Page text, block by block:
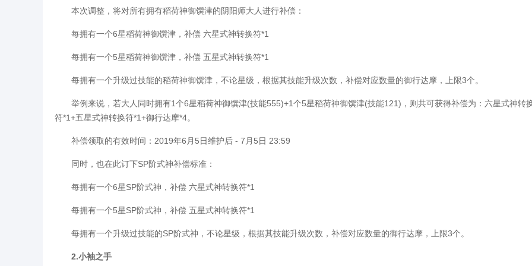
本次调整，将对所有拥有稻荷神御馔津的阴阳师大人进行补偿：
每拥有一个6星稻荷神御馔津，补偿 六星式神转换符*1
每拥有一个5星稻荷神御馔津，补偿 五星式神转换符*1
每拥有一个升级过技能的稻荷神御馔津，不论星级，根据其技能升级次数，补偿对应数量的御行达摩，上限3个。
举例来说，若大人同时拥有1个6星稻荷神御馔津(技能555)+1个5星稻荷神御馔津(技能121)，则共可获得补偿为：六星式神转
符*1+五星式神转换符*1+御行达摩*4。
补偿领取的有效时间：2019年6月5日维护后 - 7月5日 23:59
同时，也在此订下SP阶式神补偿标准：
每拥有一个6星SP阶式神，补偿 六星式神转换符*1
每拥有一个5星SP阶式神，补偿 五星式神转换符*1
每拥有一个升级过技能的SP阶式神，不论星级，根据其技能升级次数，补偿对应数量的御行达摩，上限3个。
2.小袖之手